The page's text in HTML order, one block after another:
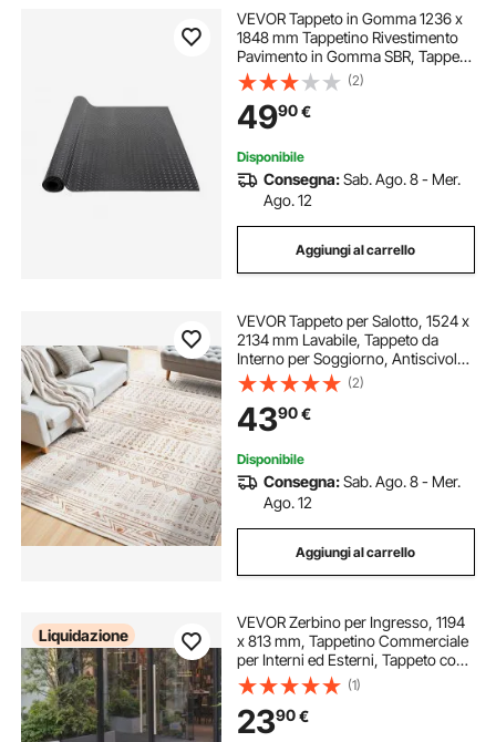
VEVOR Tappeto in Gomma 1236 x
1848 mm Tappetino Rivestimento
Pavimento in Gomma SBR, Tappeto
Borchiato Spessore 3 mm Tappeto
Diamantato a Strappo, Tappeto
Antiscivolo per Garage, Magazzini,
Palestra
(2)
4990€
Disponibile
Consegna:Sab. Ago. 8 - Mer.
Ago. 12
Aggiungi al carrello
VEVOR Tappeto per Salotto, 1524 x
2134 mm Lavabile, Tappeto da
Interno per Soggiorno, Antiscivolo
e Antistrappo, per Animali
Domestici e Bambini, per Camera
da Letto, Soggiorno, Ingresso,
Beige
(2)
4390€
Disponibile
Consegna:Sab. Ago. 8 - Mer.
Ago. 12
Aggiungi al carrello
Liquidazione
VEVOR Zerbino per Ingresso, 1194
x 813 mm, Tappetino Commerciale
per Interni ed Esterni, Tappeto con
Supporto, Tappeto Elegante
d'Ingresso Lavabile Resistente per
Corridoio, Balcone, Marrone
(1)
2390€